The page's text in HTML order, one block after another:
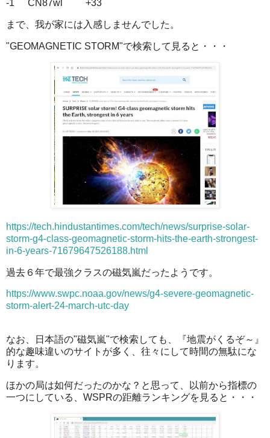
-1
CN87wl +33
まで、我が家には入感しませんでした。
"GEOMAGNETIC STORM"で検索して見ると・・・
https://tech.hindustantimes.com/tech/news/surprise-solar-
storm-g4-class-geomagnetic-storm-hits-the-earth-strongest-
in-6-years-71679647526188.html
過去６年で最強クラスの磁気嵐だったようです。
https://www.swpc.noaa.gov/news/g4-severe-geomagnetic-
storm-alert-24-march-utc-day
なお、日本語の"磁気嵐"で検索しても、『地震がくるぞ～』
的な趣味違いのサイトが多く、往々にして時間の無駄にな
ります。
ほかの局は如何だったのかな？と思って、以前から指標の
一つにしている、WSPRの距離ランキングを見ると・・・